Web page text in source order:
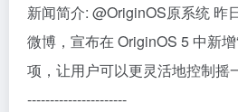
新闻简介: @OriginOS原系统 昨
微博，宣布在 OriginOS 5 中新
项，让用户可以更灵活地控制摇
----------------------